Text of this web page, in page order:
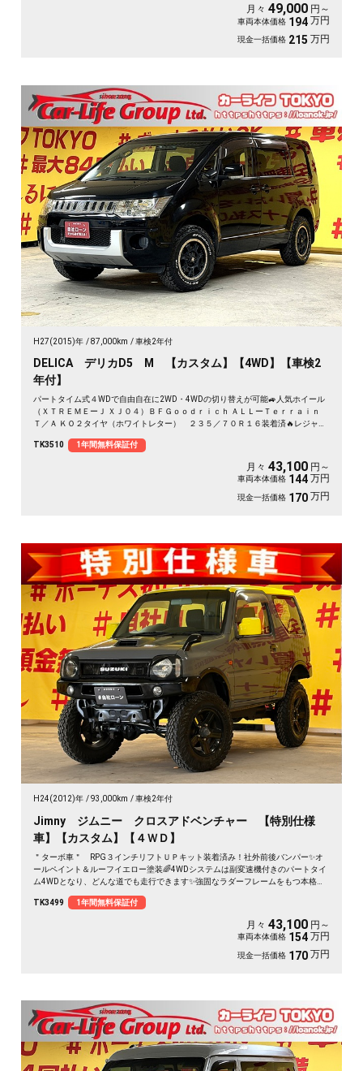
月々 49,000 円～
車両本体価格 194 万円
現金一括価格 215 万円
H27(2015)年 87,000km 車検2年付
DELICA デリカD5 M 【カスタム】【4WD】【車検2
年付】
パートタイム式４WDで自由自在に2WD・4WDの切り替えが可能🚙人気ホイール
（ＸＴＲＥＭＥーＪ ＸＪ０４）ＢＦＧｏｏｄｒｉｃｈ ＡＬＬーＴｅｒｒａｉｎ
Ｔ／Ａ ＫＯ２タイヤ（ホワイトレター） ２３５／７０Ｒ１６装着済🔥レジャー
スSDナビ🗾CD・DVD💿Bluetooth🎶フルセグＴＶ内蔵型📺走行中映像視聴可能😁
ALPINE製フリップダウンモニターで後席の方でもTVやDVDが楽しめます🎵両側
スライドドア＆左側電動スライドドアで楽々開閉可能📣夜間でも明るいＨＩＤヘ
TK3510 1年間無料保証付
月々 43,100 円～
車両本体価格 144 万円
現金一括価格 170 万円
H24(2012)年 93,000km 車検2年付
Jimny ジムニー クロスアドベンチャー 【特別仕様
車】【カスタム】【４ＷＤ】
＂ターボ車＂ RPG３インチリフトＵＰキット装着済み！社外前後バンパー✨オ
ールペイント＆ルーフイエロー塗装🌈4WDシステムは副変速機付きのパートタイ
ム4WDとなり、どんな道でも走行できます✨強固なラダーフレームをもつ本格的
DVD再生・Ｂｌｕｅｔｏｏｔｈ接続ＯＫ🏕️大人気車両ですので、お早目のお問い
TK3499 1年間無料保証付
月々 43,100 円～
車両本体価格 154 万円
現金一括価格 170 万円